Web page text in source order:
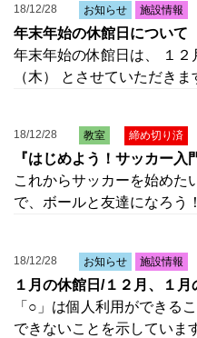
18/12/28 お知らせ 施設情報
年末年始の休館日について
年末年始の休館日は、 １２
（木） とさせていただきま
18/12/28 教室 締め切り済
『はじめよう！サッカー入
これからサッカーを始めた
で、ボールと友達になろう
18/12/28 お知らせ 施設情報
１月の休館日/１２月、１
「○」は個人利用ができる
できないことを示してい